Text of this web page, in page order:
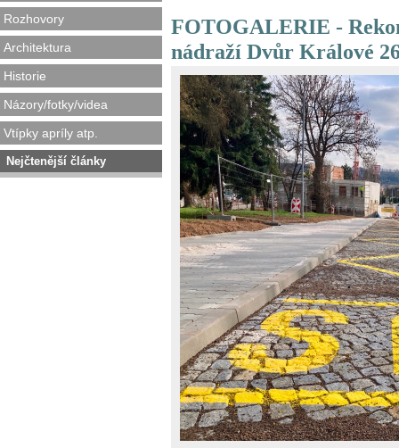
Rozhovory
Architektura
Historie
Názory/fotky/videa
Vtípky apríly atp.
Nejčtenější články
FOTOGALERIE -
nádraží Dvůr Králové